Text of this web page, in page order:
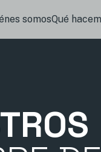
somosQué